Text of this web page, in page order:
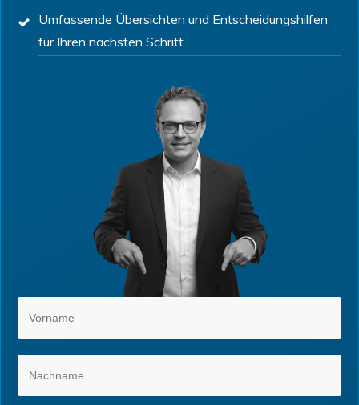
Umfassende Übersichten und Entscheidungshilfen
für Ihren nächsten Schritt.